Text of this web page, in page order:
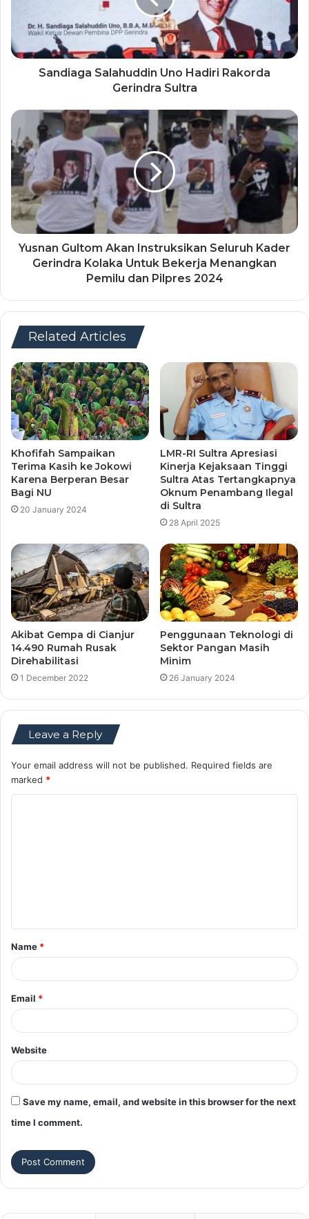
Sandiaga Salahuddin Uno Hadiri Rakorda
Gerindra Sultra
Yusnan Gultom Akan Instruksikan Seluruh Kader
Gerindra Kolaka Untuk Bekerja Menangkan
Pemilu dan Pilpres 2024
Related Articles
Khofifah Sampaikan
Terima Kasih ke Jokowi
Karena Berperan Besar
Bagi NU
20 January 2024
LMR-RI Sultra Apresiasi
Kinerja Kejaksaan Tinggi
Sultra Atas Tertangkapnya
Oknum Penambang Ilegal
di Sultra
28 April 2025
Akibat Gempa di Cianjur
14.490 Rumah Rusak
Direhabilitasi
1 December 2022
Penggunaan Teknologi di
Sektor Pangan Masih
Minim
26 January 2024
Leave a Reply
Your email address will not be published. Required fields are
marked *
t
*
Name *
Email *
Website
Save my name, email, and website in this browser for the next
time I comment.